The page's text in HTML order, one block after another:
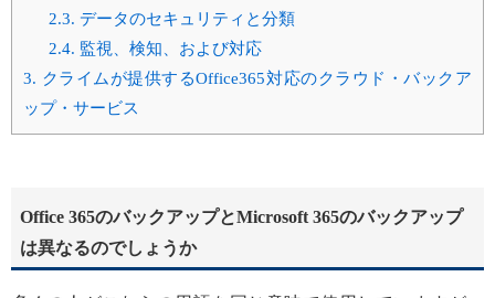
2.3. データのセキュリティと分類
2.4. 監視、検知、および対応
3. クライムが提供するOffice365対応のクラウド・バックア
ップ・サービス
Office 365のバックアップとMicrosoft 365のバックアップ
は異なるのでしょうか